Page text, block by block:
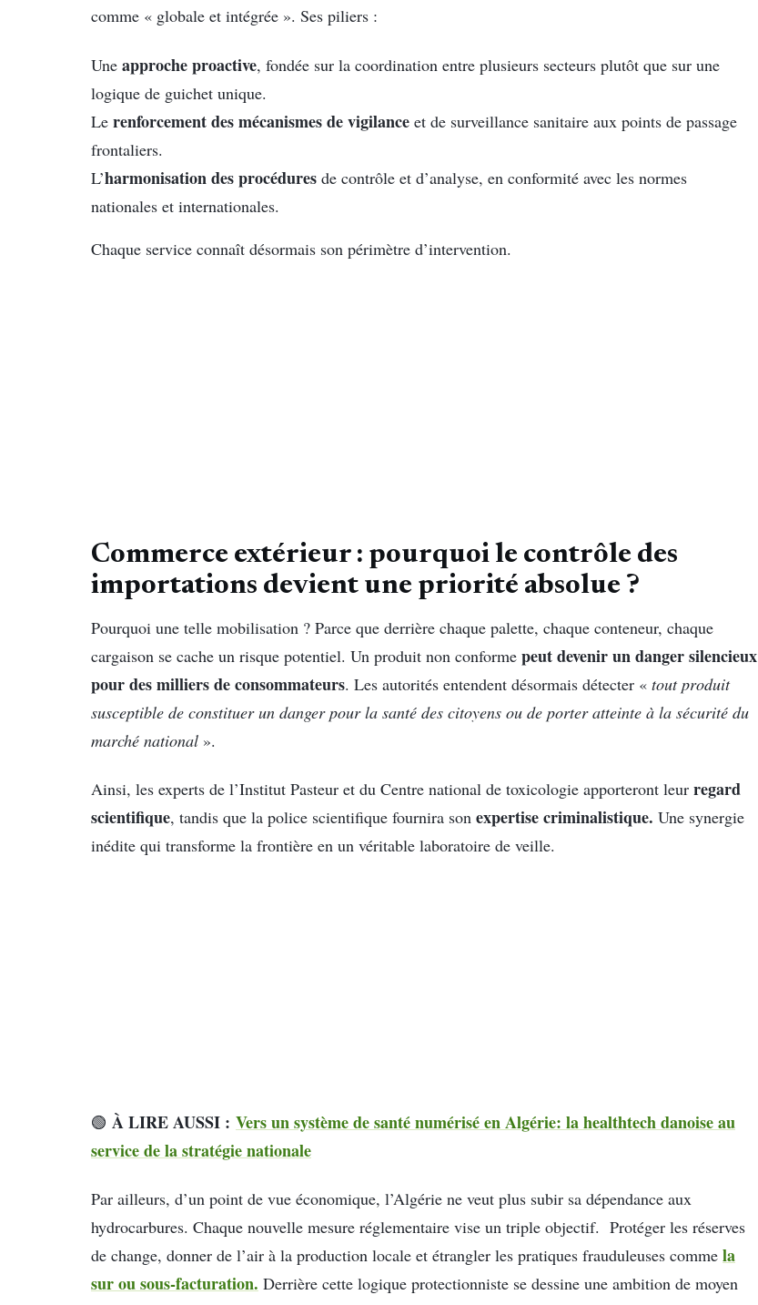
comme « globale et intégrée ». Ses piliers :
Une approche proactive, fondée sur la coordination entre plusieurs secteurs plutôt que sur une
logique de guichet unique.
Le renforcement des mécanismes de vigilance et de surveillance sanitaire aux points de passage
frontaliers.
L’harmonisation des procédures de contrôle et d’analyse, en conformité avec les normes
nationales et internationales.
Chaque service connaît désormais son périmètre d’intervention.
Commerce extérieur : pourquoi le contrôle des
importations devient une priorité absolue ?
Pourquoi une telle mobilisation ? Parce que derrière chaque palette, chaque conteneur, chaque
cargaison se cache un risque potentiel. Un produit non conforme peut devenir un danger silencieux
pour des milliers de consommateurs. Les autorités entendent désormais détecter « tout produit
susceptible de constituer un danger pour la santé des citoyens ou de porter atteinte à la sécurité du
marché national ».
Ainsi, les experts de l’Institut Pasteur et du Centre national de toxicologie apporteront leur regard
scientifique, tandis que la police scientifique fournira son expertise criminalistique. Une synergie
inédite qui transforme la frontière en un véritable laboratoire de veille.
🟢 À LIRE AUSSI : Vers un système de santé numérisé en Algérie: la healthtech danoise au
service de la stratégie nationale
Par ailleurs, d’un point de vue économique, l’Algérie ne veut plus subir sa dépendance aux
hydrocarbures. Chaque nouvelle mesure réglementaire vise un triple objectif. Protéger les réserves
de change, donner de l’air à la production locale et étrangler les pratiques frauduleuses comme la
sur ou sous-facturation. Derrière cette logique protectionniste se dessine une ambition de moyen